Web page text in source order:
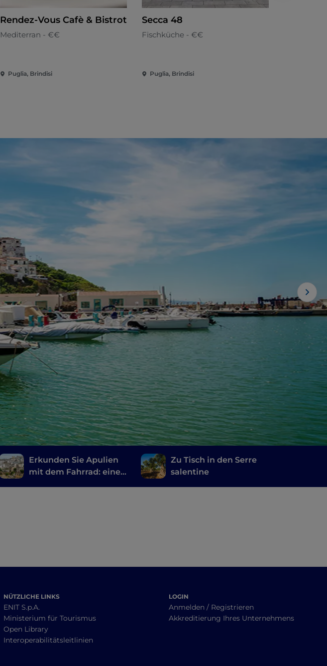
Rendez-Vous Cafè & Bistrot
Mediterran - €€
Puglia, Brindisi
Secca 48
Fischküche - €€
Puglia, Brindisi
Erkunden Sie Apulien
mit dem Fahrrad: eine
Zu Tisch in den Serre
salentine
NÜTZLICHE LINKS
ENIT S.p.A.
Ministerium für Tourismus
Open Library
Interoperabilitätsleitlinien
LOGIN
Anmelden / Registrieren
Akkreditierung Ihres Unternehmens